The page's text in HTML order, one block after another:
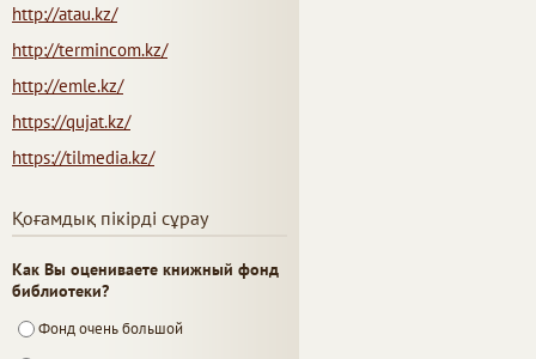
http://atau.kz/
http://termincom.kz/
http://emle.kz/
https://qujat.kz/
https://tilmedia.kz/
Қоғамдық пікірді сұрау
Как Вы оцениваете книжный фонд
библиотеки?
Фонд очень большой